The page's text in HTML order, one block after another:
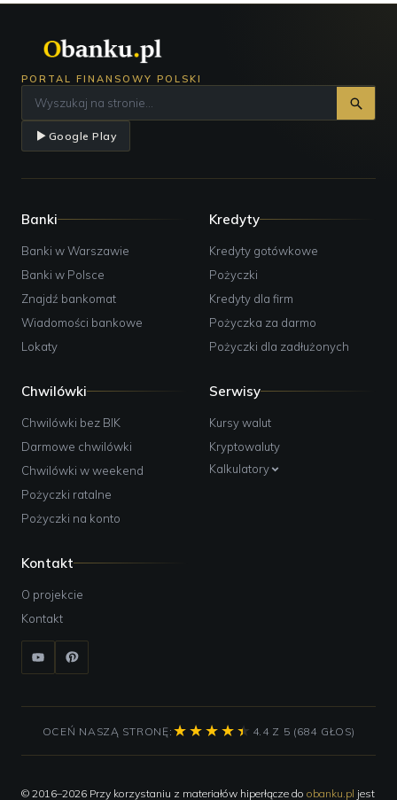
PORTAL FINANSOWY POLSKI
Google Play
Banki
Banki w Warszawie
Banki w Polsce
Znajdź bankomat
Wiadomości bankowe
Lokaty
Kredyty
Kredyty gotówkowe
Pożyczki
Kredyty dla firm
Pożyczka za darmo
Pożyczki dla zadłużonych
Chwilówki
Chwilówki bez BIK
Darmowe chwilówki
Chwilówki w weekend
Pożyczki ratalne
Pożyczki na konto
Serwisy
Kursy walut
Kryptowaluty
Kalkulatory
Kontakt
O projekcie
Kontakt
OCEŃ NASZĄ STRONĘ: 4.4 Z 5 (684 GŁOS)
© 2016–2026 Przy korzystaniu z materiałów hiperłącze do obanku.pl jest